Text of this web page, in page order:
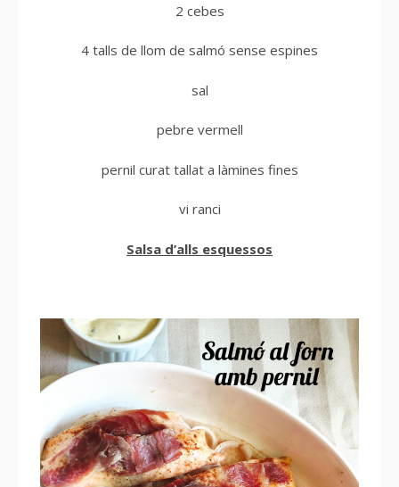
2 cebes
4 talls de llom de salmó sense espines
sal
pebre vermell
pernil curat tallat a làmines fines
vi ranci
Salsa d’alls esquessos